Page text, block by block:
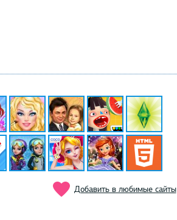
Добавить в любимые сайты